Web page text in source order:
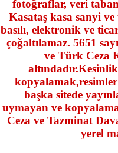
fotoğraflar, veri
Kasataş kasa sanyi
basılı, elektronik ve
çoğaltılamaz. 5651
ve Türk Ceza
başka sitede
uymayan ve
Ceza ve Tazminat
yerel